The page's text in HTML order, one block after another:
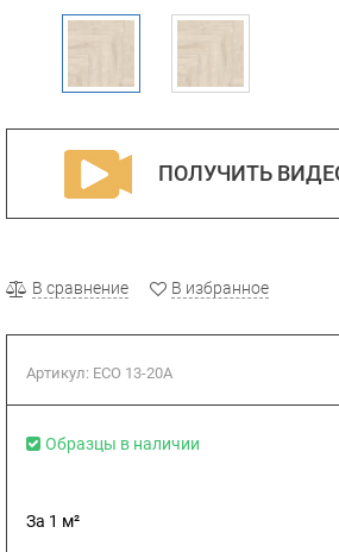
ПОЛУЧИТЬ
В сравнение В избранное
Артикул: ЕСО 13-20А
Образцы в наличии
За 1 м²